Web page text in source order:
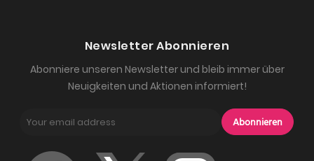
Newsletter Abonnieren
Abonniere unseren Newsletter und bleib immer über
Neuigkeiten und Aktionen informiert!
Abonnieren